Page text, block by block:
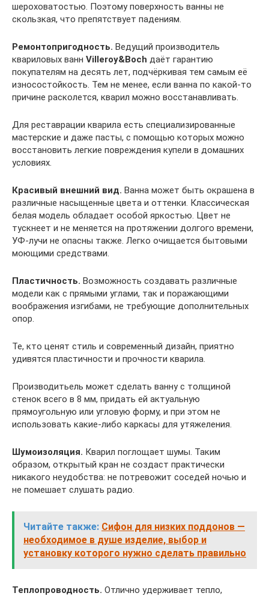
шероховатостью. Поэтому поверхность ванны не
скользкая, что препятствует падениям.
Ремонтопригодность. Ведущий производитель
квариловых ванн Villeroy&Boch даёт гарантию
покупателям на десять лет, подчёркивая тем самым её
износостойкость. Тем не менее, если ванна по какой-то
причине расколется, кварил можно восстанавливать.
Для реставрации кварила есть специализированные
мастерские и даже пасты, с помощью которых можно
восстановить легкие повреждения купели в домашних
условиях.
Красивый внешний вид. Ванна может быть окрашена в
различные насыщенные цвета и оттенки. Классическая
белая модель обладает особой яркостью. Цвет не
тускнеет и не меняется на протяжении долгого времени,
УФ-лучи не опасны также. Легко очищается бытовыми
моющими средствами.
Пластичность. Возможность создавать различные
модели как с прямыми углами, так и поражающими
воображения изгибами, не требующие дополнительных
опор.
Те, кто ценят стиль и современный дизайн, приятно
удивятся пластичности и прочности кварила.
Производитьель может сделать ванну с толщиной
стенок всего в 8 мм, придать ей актуальную
прямоугольную или угловую форму, и при этом не
использовать какие-либо каркасы для утяжеления.
Шумоизоляция. Кварил поглощает шумы. Таким
образом, открытый кран не создаст практически
никакого неудобства: не потревожит соседей ночью и
не помешает слушать радио.
Читайте также: Сифон для низких поддонов —
необходимое в душе изделие, выбор и
установку которого нужно сделать правильно
Теплопроводность. Отлично удерживает тепло,